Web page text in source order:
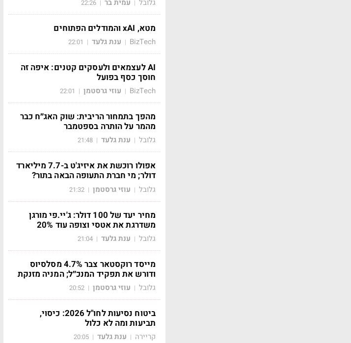
גלובל | עמית בר |
22:26
מטא, xAI והמודלים הפתוחים
BizTech
| ענת גלעד |
22:01
AI לעצמאים ולעסקים קטנים: איפה זה
חוסך כסף בפועל
BizTech
| עוזי גרסטמן |
22:01
מהפך בתמחור הריבית: שוק האג״ח כבר
מהמר על הותרה בספטמבר
גלובל | ענת גלעד |
21:48
אפולו רוכשת את איזיג'ט ב-7.7 מיליארד
דולר; מי חברת התעופה הבאה בתור?
גלובל | עוזי גרסטמן |
21:32
מחיר יעד של 100 דולר: ג'יי.פי מורגן
משדרגת את אטסי וצופה עוד 20%
גלובל | ענת גלעד |
21:04
מייסד רוקסטאר צבר 4.7% מסלסיוס
ודורש את תפקיד המנכ״ל; המניה מזנקת
גלובל | עוזי גרסטמן |
20:52
ביטוח נסיעות לחו"ל 2026: כיסוי,
תביעות ומה לא כלול
קריירה | ענת גלעד |
20:05